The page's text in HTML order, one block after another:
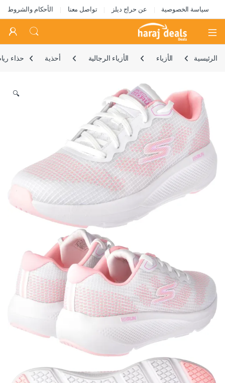
سياسة الخصوصية عن حراج ديلز تواصل معنا الأحكام والشروط
Open
الرئيسية الأزياء الأزياء الرجالية أحذية حذاء
🔍